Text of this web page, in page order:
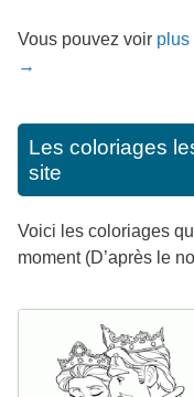
Vous pouvez voir plus
→
Les coloriages
site
Voici les coloriages
moment (D’après le